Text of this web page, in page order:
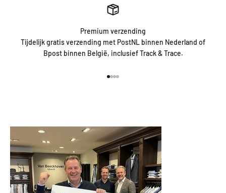
Premium verzending
Tijdelijk gratis verzending met PostNL binnen Nederland of
Bpost binnen België, inclusief Track & Trace.